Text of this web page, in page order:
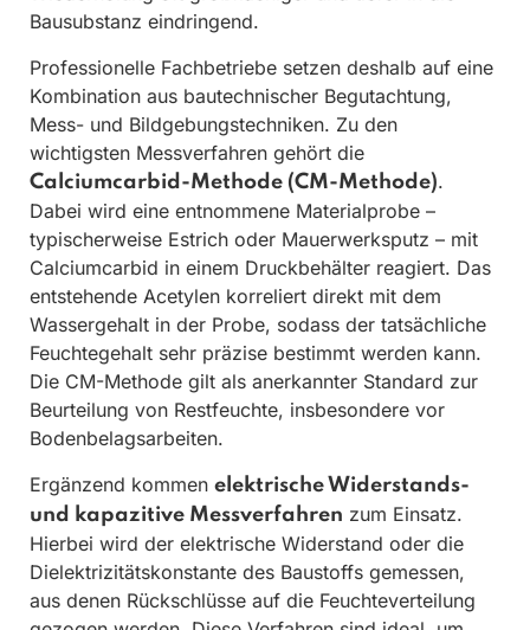
Bausubstanz eindringend.
Professionelle Fachbetriebe setzen deshalb auf eine
Kombination aus bautechnischer Begutachtung,
Mess- und Bildgebungstechniken. Zu den
wichtigsten Messverfahren gehört die
Calciumcarbid-Methode (CM-Methode).
Dabei wird eine entnommene Materialprobe –
typischerweise Estrich oder Mauerwerksputz – mit
Calciumcarbid in einem Druckbehälter reagiert. Das
entstehende Acetylen korreliert direkt mit dem
Wassergehalt in der Probe, sodass der tatsächliche
Feuchtegehalt sehr präzise bestimmt werden kann.
Die CM-Methode gilt als anerkannter Standard zur
Beurteilung von Restfeuchte, insbesondere vor
Bodenbelagsarbeiten.
Ergänzend kommen elektrische Widerstands-
und kapazitive Messverfahren zum Einsatz.
Hierbei wird der elektrische Widerstand oder die
Dielektrizitätskonstante des Baustoffs gemessen,
aus denen Rückschlüsse auf die Feuchteverteilung